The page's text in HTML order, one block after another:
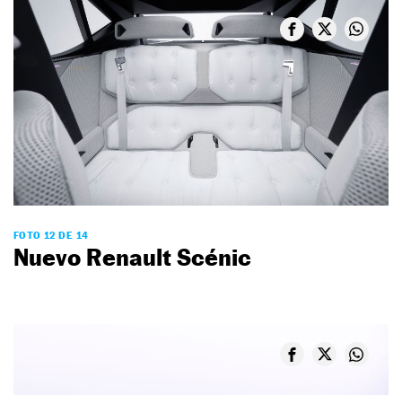
FOTO 12 DE 14
Nuevo Renault Scénic